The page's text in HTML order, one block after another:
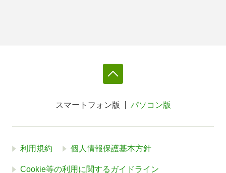
スマートフォン版 パソコン版
利用規約 個人情報保護基本方針
Cookie等の利用に関するガイドライン